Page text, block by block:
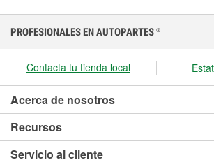
PROFESIONALES EN AUTOPARTES ®
Contacta tu tienda local
Acerca de nosotros
Recursos
Servicio al cliente